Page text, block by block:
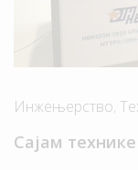
Инжењерство,
Сајам